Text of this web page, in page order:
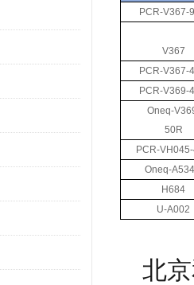
PCR-V367-
V367
PCR-V367-
PCR-V369-
Oneq-
50R
PCR-
Oneq-A534
H684
U-A002
北